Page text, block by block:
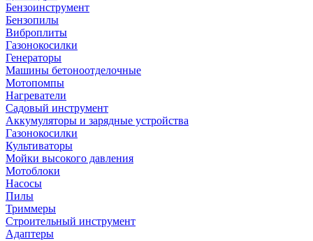
Бензоинструмент
Бензопилы
Виброплиты
Газонокосилки
Генераторы
Машины бетоноотделочные
Мотопомпы
Нагреватели
Садовый инструмент
Аккумуляторы и зарядные устройства
Газонокосилки
Культиваторы
Мойки высокого давления
Мотоблоки
Насосы
Пилы
Триммеры
Строительный инструмент
Адаптеры